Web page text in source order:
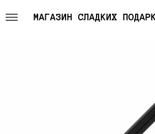
МАГАЗИН СЛАДКИХ